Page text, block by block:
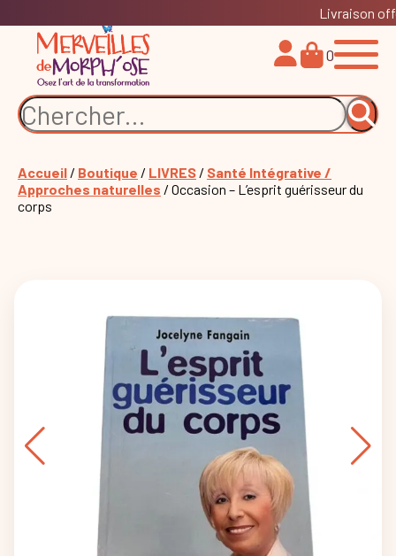
Livraison
0
Accueil / Boutique / LIVRES / Santé Intégrative /
Approches naturelles / Occasion – L’esprit guérisseur du
corps